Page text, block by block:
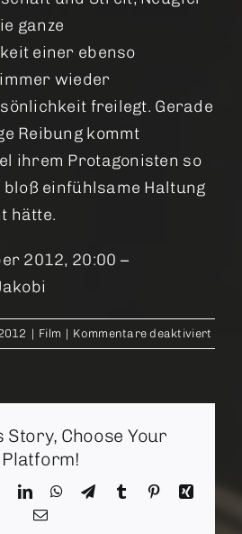
ganze
einer ebenso
wieder
freilegt. Gerade
Reibung kommt
ihrem Protagonisten so
bloß einfühlsame Haltung
hätte.
2012, 20:00 –
| Film | Kommentare deaktiviert
Story, Choose Your
Platform!
LinkedInWhatsApp
TelegramTumblr PinterestXing
Email